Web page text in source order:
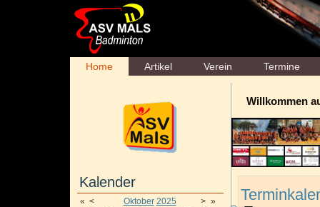
Home Artikel Verein Termine
Kalender
« < Oktober 2025 > »
Willkommen